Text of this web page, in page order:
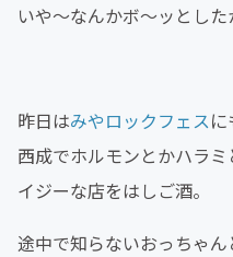
いや〜なんかボ〜ッとし
昨日はみやロックフェス
西成でホルモンとかハラ
イジーな店をはしご酒。
途中で知らないおっちゃ